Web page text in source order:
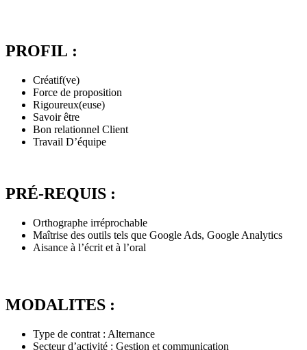
PROFIL :
Créatif(ve)
Force de proposition
Rigoureux(euse)
Savoir être
Bon relationnel Client
Travail D’équipe
PRÉ-REQUIS :
Orthographe irréprochable
Maîtrise des outils tels que Google Ads, Google Analytics
Aisance à l’écrit et à l’oral
MODALITES :
Type de contrat : Alternance
Secteur d’activité : Gestion et communication